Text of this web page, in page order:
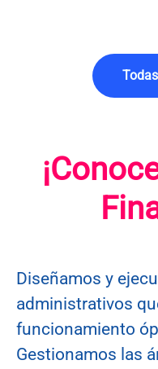
Diseñamos y
administrativos
funcionamiento
Gestionamos las